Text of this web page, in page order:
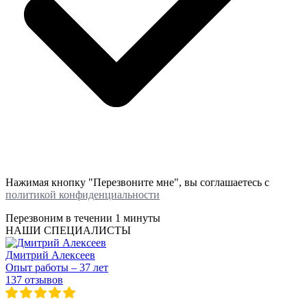
Нажимая кнопку "Перезвоните мне", вы соглашаетесь с
политикой конфиденциальности
Перезвоним в течении 1 минуты
НАШИ СПЕЦИАЛИСТЫ
Дмитрий Алексеев
Опыт работы – 37 лет
137 отзывов